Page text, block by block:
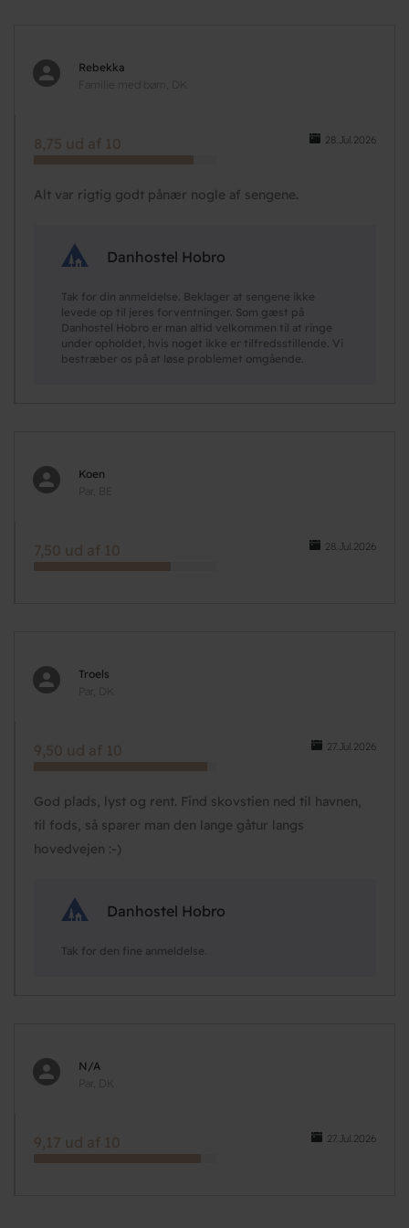
Rebekka
Familie med børn, DK
28.Jul.2026
8,75 ud af 10
Alt var rigtig godt pånær nogle af sengene.
Danhostel Hobro
Tak for din anmeldelse. Beklager at sengene ikke
levede op til jeres forventninger. Som gæst på
Danhostel Hobro er man altid velkommen til at ringe
under opholdet, hvis noget ikke er tilfredsstillende. Vi
bestræber os på at løse problemet omgående.
Koen
Par, BE
28.Jul.2026
7,50 ud af 10
Troels
Par, DK
27.Jul.2026
9,50 ud af 10
God plads, lyst og rent. Find skovstien ned til havnen,
til fods, så sparer man den lange gåtur langs
hovedvejen :-)
Danhostel Hobro
Tak for den fine anmeldelse.
N/A
Par, DK
27.Jul.2026
9,17 ud af 10